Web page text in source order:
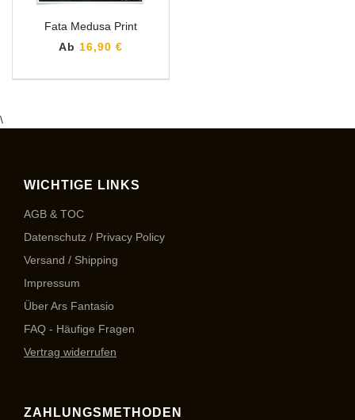
Fata Medusa Print
Ab 16,90 €
\
WICHTIGE LINKS
AGB & TOC
Datenschutz / Privacy Policy
Versand / Shipping
Impressum
Über Ars Fantasio
FAQ - Häufige Fragen
Vertrag widerrufen
ZAHLUNGSMETHODEN